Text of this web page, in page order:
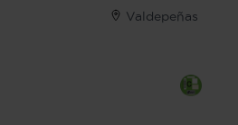
Valdepeñas